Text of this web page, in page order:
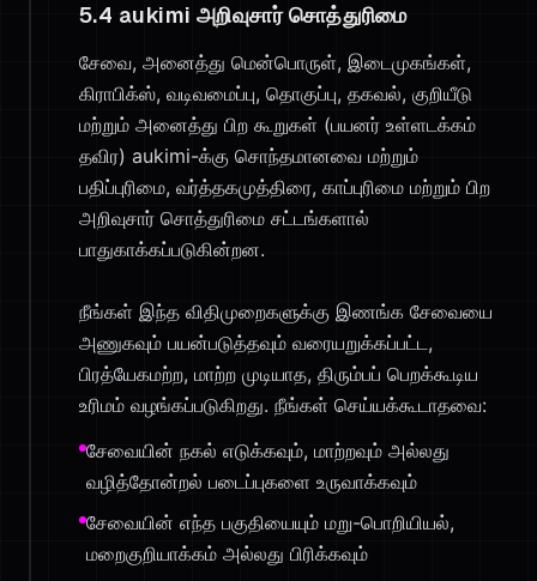
5.4 aukimi அறிவுசார் சொத்துரிமை
சேவை, அனைத்து மென்பொருள், இடைமுகங்கள்,
கிராபிக்ஸ், வடிவமைப்பு, தொகுப்பு, தகவல், குறியீடு
மற்றும் அனைத்து பிற கூறுகள் (பயனர் உள்ளடக்கம்
தவிர) aukimi-க்கு சொந்தமானவை மற்றும்
பதிப்புரிமை, வர்த்தகமுத்திரை, காப்புரிமை மற்றும் பிற
அறிவுசார் சொத்துரிமை சட்டங்களால்
பாதுகாக்கப்படுகின்றன.
நீங்கள் இந்த விதிமுறைகளுக்கு இணங்க சேவையை
அணுகவும் பயன்படுத்தவும் வரையறுக்கப்பட்ட,
பிரத்யேகமற்ற, மாற்ற முடியாத, திரும்பப் பெறக்கூடிய
உரிமம் வழங்கப்படுகிறது. நீங்கள் செய்யக்கூடாதவை:
சேவையின் நகல் எடுக்கவும், மாற்றவும் அல்லது
வழித்தோன்றல் படைப்புகளை உருவாக்கவும்
சேவையின் எந்த பகுதியையும் மறு-பொறியியல்,
மறைகுறியாக்கம் அல்லது பிரிக்கவும்